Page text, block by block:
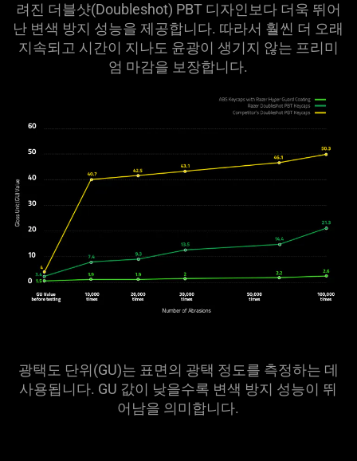
려진 더블샷(Doubleshot) PBT 디자인보다 더욱 뛰어
난 변색 방지 성능을 제공합니다. 따라서 훨씬 더 오래
지속되고 시간이 지나도 윤광이 생기지 않는 프리미
엄 마감을 보장합니다.
광택도 단위(GU)는 표면의 광택 정도를 측정하는 데
사용됩니다. GU 값이 낮을수록 변색 방지 성능이 뛰
어남을 의미합니다.